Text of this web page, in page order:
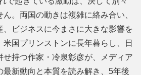
ん。両国の動きは複雑に絡み合い、
、ビジネスに今まさに大きな影響を
米国プリンストンに長年暮らし、日
せ持つ作家・冷泉彰彦が、メディア
最新動向と本質を読み解き、5年後